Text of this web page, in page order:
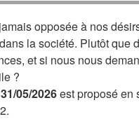
opposée à nos
la société. Plutôt que
et si nous nous
?
05/2026est proposé en